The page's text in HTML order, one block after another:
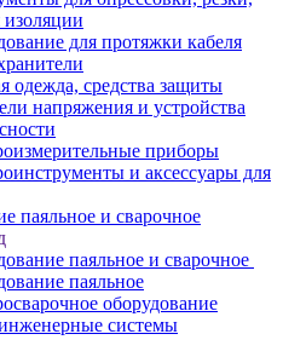
изоляции
для протяжки кабеля
одежда, средства защиты
напряжения и устройства
приборы
и аксессуары для
паяльное и сварочное
паяльное и сварочное
паяльное
оборудование
системы